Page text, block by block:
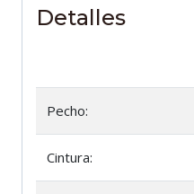
Detalles
Pecho:
Cintura: